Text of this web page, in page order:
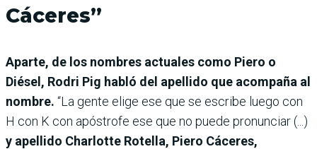
Cáceres”
Aparte, de los nombres actuales como Piero o
Diésel, Rodri Pig habló del apellido que acompaña al
nombre. “La gente elige ese que se escribe luego con
H con K con apóstrofe ese que no puede pronunciar (...)
y apellido Charlotte Rotella, Piero Cáceres,